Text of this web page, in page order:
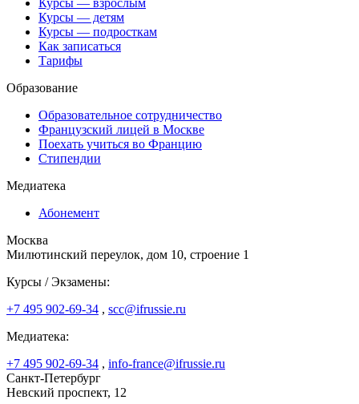
Курсы — взрослым
Курсы — детям
Курсы — подросткам
Как записаться
Тарифы
Образование
Образовательное сотрудничество
Французский лицей в Москве
Поехать учиться во Францию
Стипендии
Медиатека
Абонемент
Москва
Милютинский переулок, дом 10, строение 1
Курсы / Экзамены:
+7 495 902-69-34 , scc@ifrussie.ru
Медиатека:
+7 495 902-69-34 , info-france@ifrussie.ru
Санкт-Петербург
Невский проспект, 12